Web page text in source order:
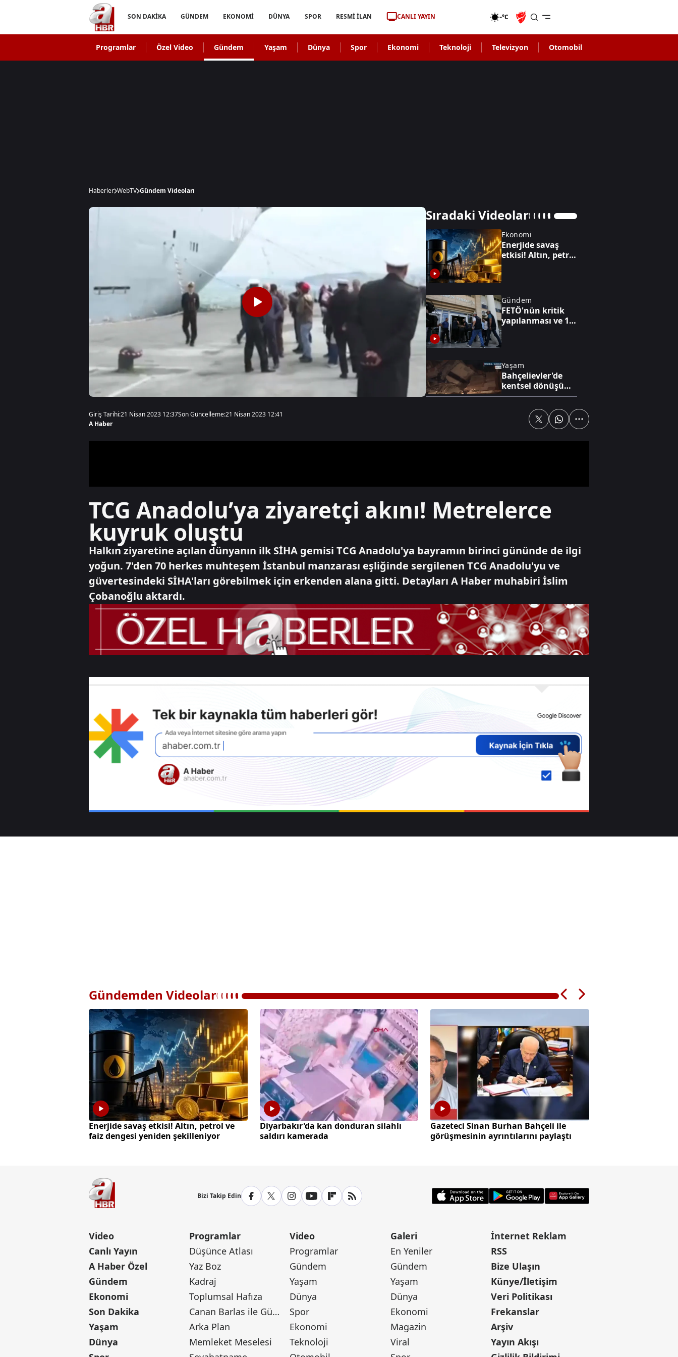
SON DAKİKA GÜNDEM EKONOMİ DÜNYA SPOR RESMİ İLAN CANLI YAYIN -°C
Programlar Özel Video Gündem Yaşam Dünya Spor Ekonomi Teknoloji Televizyon Otomobil
Haberler WebTV Gündem Videoları
Sıradaki Videolar
Ekonomi
Enerjide savaş
etkisi! Altın, petrol
Gündem
FETÖ'nün kritik
yapılanması ve 15
Yaşam
Bahçelievler'de
kentsel dönüşüm
binası çöktü: Facia
Trump'tan İran
Dünya yıldızı
Salah Trabzon'da
Dünya
Alman
komutandan
uyarısı: "50 yıl
nükleer kış
yaşayabiliriz"
Giriş Tarihi:21 Nisan 2023 12:37Son Güncelleme:21 Nisan 2023 12:41
A Haber
TCG Anadolu’ya ziyaretçi akını! Metrelerce
kuyruk oluştu
Halkın ziyaretine açılan dünyanın ilk SİHA gemisi TCG Anadolu'ya bayramın birinci gününde de ilgi
yoğun. 7'den 70 herkes muhteşem İstanbul manzarası eşliğinde sergilenen TCG Anadolu'yu ve
güvertesindeki SİHA'ları görebilmek için erkenden alana gitti. Detayları A Haber muhabiri İslim
Çobanoğlu aktardı.
Gündemden Videolar
Enerjide savaş etkisi! Altın, petrol ve
faiz dengesi yeniden şekilleniyor
Diyarbakır'da kan donduran silahlı
saldırı kamerada
Gazeteci Sinan Burhan Bahçeli ile
görüşmesinin ayrıntılarını paylaştı
Bizi Takip Edin
Video
Canlı Yayın
A Haber Özel
Gündem
Ekonomi
Son Dakika
Yaşam
Dünya
Programlar
Düşünce Atlası
Yaz Boz
Kadraj
Toplumsal Hafıza
Canan Barlas ile Gündem
Arka Plan
Memleket Meselesi
Video
Programlar
Gündem
Yaşam
Dünya
Spor
Ekonomi
Teknoloji
Galeri
En Yeniler
Gündem
Yaşam
Dünya
Ekonomi
Magazin
Viral
İnternet Reklam
RSS
Bize Ulaşın
Künye/İletişim
Veri Politikası
Frekanslar
Arşiv
Yayın Akışı